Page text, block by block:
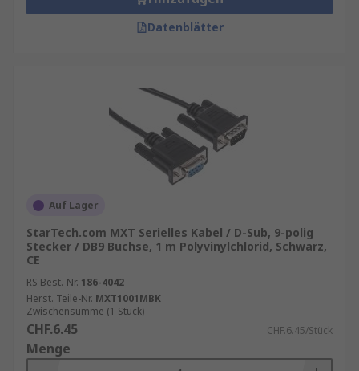
Datenblätter
Auf Lager
StarTech.com MXT Serielles Kabel / D-Sub, 9-polig
Stecker / DB9 Buchse, 1 m Polyvinylchlorid, Schwarz,
CE
RS Best.-Nr. 186-4042
Herst. Teile-Nr. MXT1001MBK
Zwischensumme (1 Stück)
CHF.6.45 CHF.6.45/Stück
Menge